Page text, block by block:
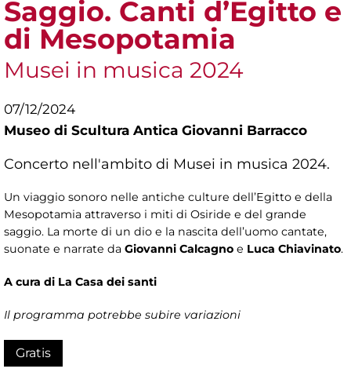
Saggio. Canti d’Egitto e
di Mesopotamia
Musei in musica 2024
07/12/2024
Museo di Scultura Antica Giovanni Barracco
Concerto nell'ambito di Musei in musica 2024.
Un viaggio sonoro nelle antiche culture dell’Egitto e della
Mesopotamia attraverso i miti di Osiride e del grande
saggio. La morte di un dio e la nascita dell’uomo cantate,
suonate e narrate da Giovanni Calcagno e Luca Chiavinato.
A cura di La Casa dei santi
Il programma potrebbe subire variazioni
Gratis